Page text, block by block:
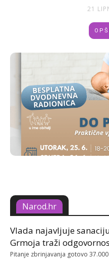
21
Narod.hr
Vlada najavljuje
Grmoja traži
Pitanje zbrinjavanja gotovo